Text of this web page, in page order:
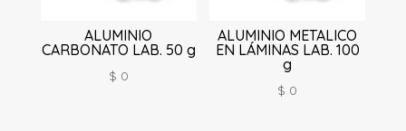
ALUMINIO
CARBONATO LAB. 50 g
$ 0
ALUMINIO METALICO
EN LÁMINAS LAB. 100
g
$ 0